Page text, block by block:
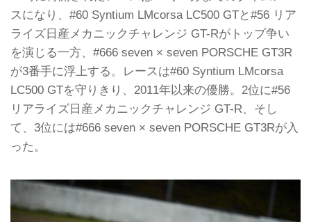
スになり、#60 Syntium LMcorsa LC500 GTと#56 リア
ライズ日産メカニックチャレンジ GT-Rがトップ争い
を演じる一方、#666 seven × seven PORSCHE GT3R
が3番手に浮上する。レースは#60 Syntium LMcorsa
LC500 GTを守りきり、2011年以来の優勝。2位に#56
リアライズ日産メカニックチャレンジ GT-R、そし
て、3位には#666 seven × seven PORSCHE GT3Rが入
った。